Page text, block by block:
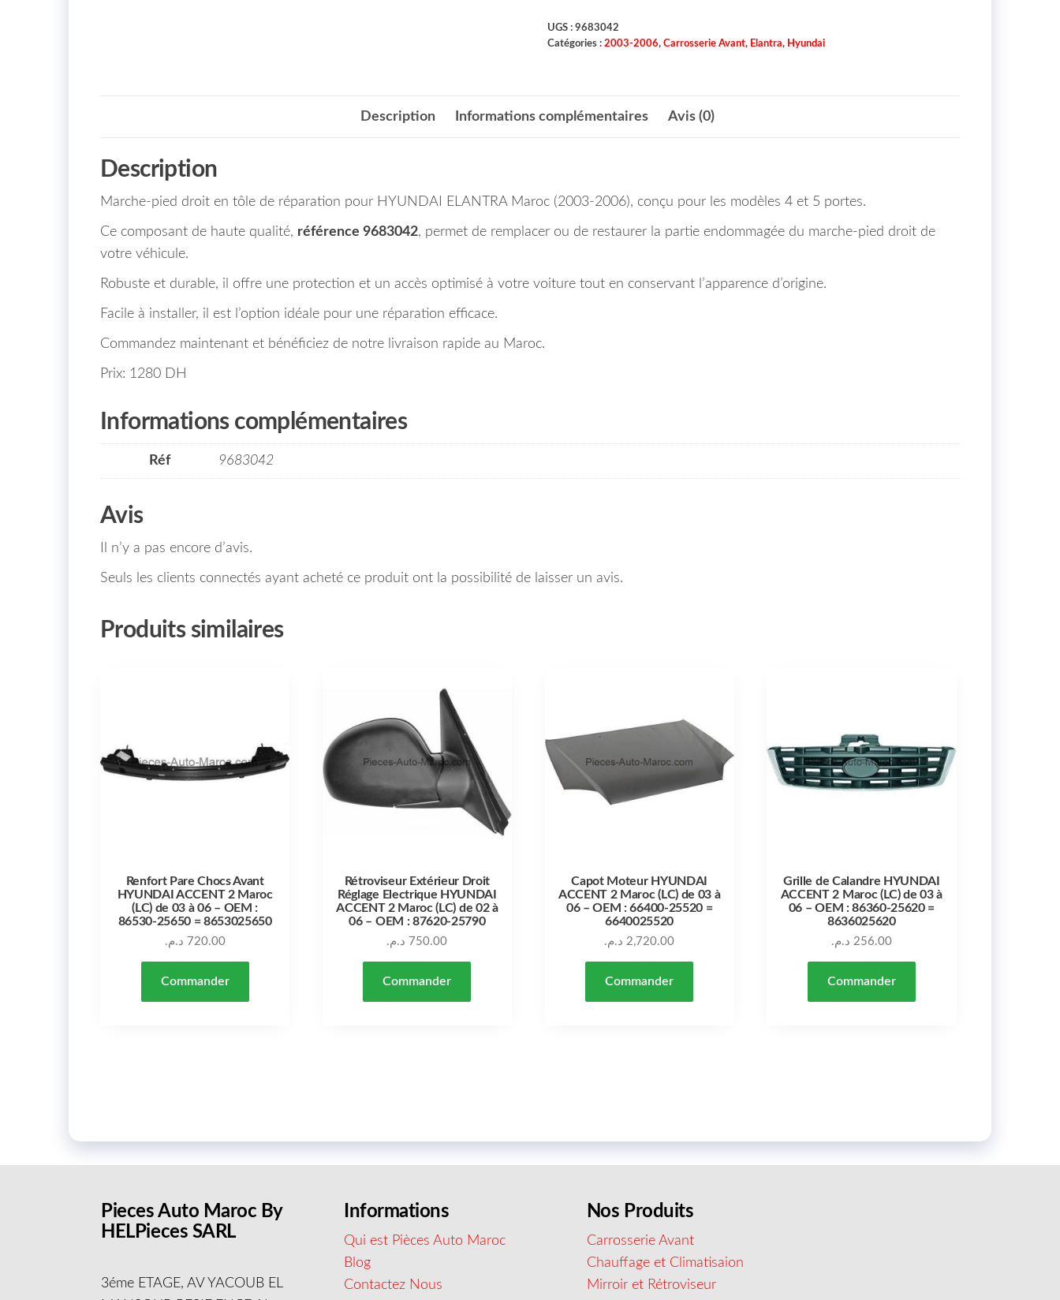
UGS : 9683042
Catégories : 2003-2006, Carrosserie Avant, Elantra, Hyundai
Description Informations complémentaires Avis (0)
Description
Marche-pied droit en tôle de réparation pour HYUNDAI ELANTRA Maroc (2003-2006), conçu pour les modèles 4 et 5 portes.
Ce composant de haute qualité, référence 9683042, permet de remplacer ou de restaurer la partie endommagée du marche-pied droit de
votre véhicule.
Robuste et durable, il offre une protection et un accès optimisé à votre voiture tout en conservant l’apparence d’origine.
Facile à installer, il est l’option idéale pour une réparation efficace.
Commandez maintenant et bénéficiez de notre livraison rapide au Maroc.
Prix: 1280 DH
Informations complémentaires
Réf 9683042
Avis
Il n’y a pas encore d’avis.
Seuls les clients connectés ayant acheté ce produit ont la possibilité de laisser un avis.
Produits similaires
Renfort Pare Chocs Avant
HYUNDAI ACCENT 2 Maroc
(LC) de 03 à 06 – OEM :
86530-25650 = 8653025650
720.00 د.م.
Commander
Rétroviseur Extérieur Droit
Réglage Electrique HYUNDAI
ACCENT 2 Maroc (LC) de 02 à
06 – OEM : 87620-25790
750.00 د.م.
Commander
Capot Moteur HYUNDAI
ACCENT 2 Maroc (LC) de 03 à
06 – OEM : 66400-25520 =
6640025520
2,720.00 د.م.
Commander
Grille de Calandre HYUNDAI
ACCENT 2 Maroc (LC) de 03 à
06 – OEM : 86360-25620 =
8636025620
256.00 د.م.
Commander
Pieces Auto Maroc By
HELPieces SARL
3éme ETAGE, AV YACOUB EL
Informations
Qui est Pièces Auto Maroc
Blog
Contactez Nous
Nos Produits
Carrosserie Avant
Chauffage et Climatisaion
Mirroir et Rétroviseur